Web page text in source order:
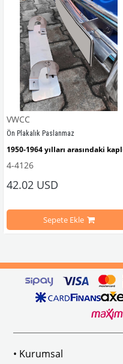
sürüş esnasında doğrudan
Ghia Modelleri İle Uyumludur
VWCC
Ön Plakalık Paslanmaz
1950-1964 yılları arasındaki
VWC Parça No: 4-4126
4-4126
42.02 USD
Sepete Ekle
• Kurumsal